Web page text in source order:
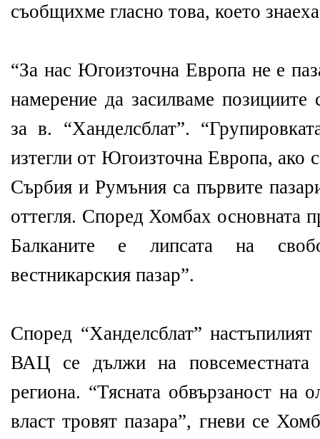
съобщихме гласно това, което
“За нас Югоизточна Европа не е
намерение да засилваме
за в. “Ханделсблат”.
изтегли от Югоизточна Европа, ако
Сърбия и Румъния са първите
оттегля. Според Хомбах основната
Балканите е липсата на
вестникарския пазар”.
Според “Ханделсблат”
ВАЦ се дължи на повсеместната
региона. “Тясната обвързаност на
власт тровят пазара”, гневи се